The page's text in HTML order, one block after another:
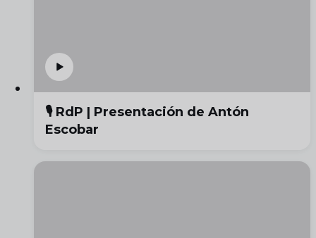
🎙️ RdP | Presentación de Antón
Escobar